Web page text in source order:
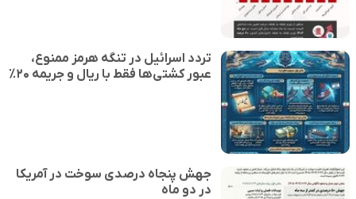
تردد اسرائیل در تنگه هرمز ممنوع،
عبور کشتی‌ها فقط با ریال و جریمه ۲۰٪
جهش پنجاه درصدی سوخت در آمریکا
در دو ماه